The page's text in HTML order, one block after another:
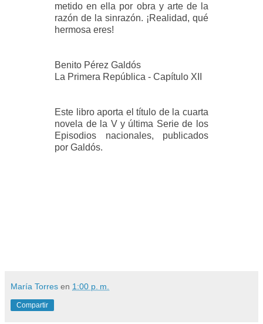
metido en ella por obra y arte de la
razón de la sinrazón. ¡Realidad, qué
hermosa eres!
Benito Pérez Galdós
La Primera República - Capítulo XII
Este libro aporta el título de la cuarta
novela de la V y última Serie de los
Episodios nacionales, publicados
por Galdós.
María Torres en 1:00 p. m.
Compartir